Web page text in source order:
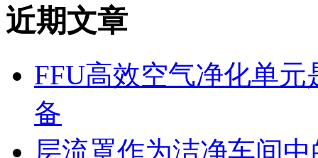
近期文章
FFU高效空气净化单
备
层流罩作为洁净车间